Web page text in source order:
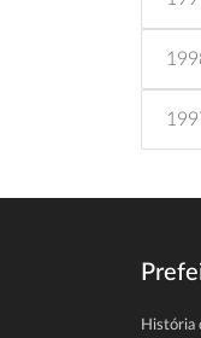
História